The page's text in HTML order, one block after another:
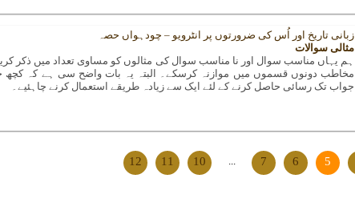
زبانی تاریخ اور اُس کی ضرورتوں پر انٹرویو – چودہواں حصہ
مثالی سوالات
ہم یہاں مناسب سوال اور نا مناسب سوال کی مثالوں کو مساوی تعداد میں ذکر
مخاطب دونوں قسموں میں موازنہ کرسکے۔ البتہ یہ بات واضح سی ہے کہ کچھ
جواب تک رسائی حاصل کرنے کے لئے ایک سے زیادہ طریقے استعمال کرنے چاہئیے۔
5
6
7
...
10
11
12